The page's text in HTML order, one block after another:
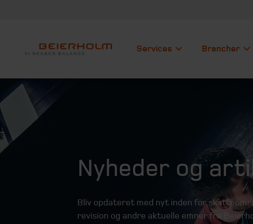
Services Brancher
Nyheder og
Bliv opdateret med nyt inden for
revision og andre aktuelle emner fra